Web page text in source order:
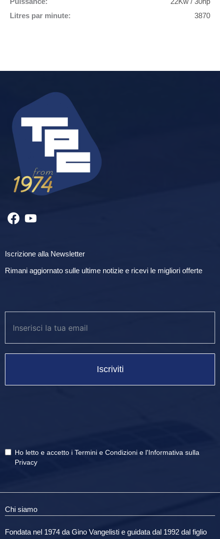
Litres par minute:
3870
Iscrizione alla Newsletter
Rimani aggiornato sulle ultime notizie e ricevi le migliori offerte
Iscriviti
Ho letto e accetto i Termini e Condizioni e l'Informativa sulla
Privacy
Chi siamo
Fondata nel 1974 da Gino Vangelisti e guidata dal 1992 dal figlio